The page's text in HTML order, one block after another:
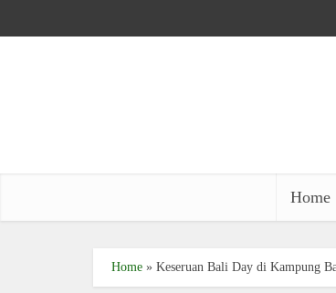
Home
Home » Keseruan Bali Day di Kampung